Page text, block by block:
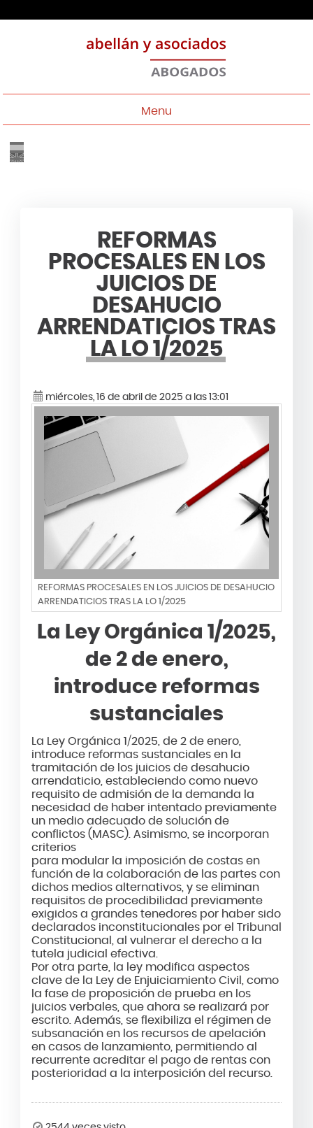
Menu
REFORMAS
PROCESALES EN LOS
JUICIOS DE
DESAHUCIO
ARRENDATICIOS TRAS
LA LO 1/2025
miércoles, 16 de abril de 2025 a las 13:01
REFORMAS PROCESALES EN LOS JUICIOS DE DESAHUCIO
ARRENDATICIOS TRAS LA LO 1/2025
La Ley Orgánica 1/2025,
de 2 de enero,
introduce reformas
sustanciales
La Ley Orgánica 1/2025, de 2 de enero,
introduce reformas sustanciales en la
tramitación de los juicios de desahucio
arrendaticio, estableciendo como nuevo
requisito de admisión de la demanda la
necesidad de haber intentado previamente
un medio adecuado de solución de
conflictos (MASC). Asimismo, se incorporan
criterios
para modular la imposición de costas en
función de la colaboración de las partes con
dichos medios alternativos, y se eliminan
requisitos de procedibilidad previamente
exigidos a grandes tenedores por haber sido
declarados inconstitucionales por el Tribunal
Constitucional, al vulnerar el derecho a la
tutela judicial efectiva.
Por otra parte, la ley modifica aspectos
clave de la Ley de Enjuiciamiento Civil, como
la fase de proposición de prueba en los
juicios verbales, que ahora se realizará por
escrito. Además, se flexibiliza el régimen de
subsanación en los recursos de apelación
en casos de lanzamiento, permitiendo al
recurrente acreditar el pago de rentas con
posterioridad a la interposición del recurso.